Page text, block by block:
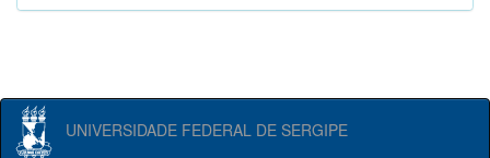
UNIVERSIDADE FEDERAL DE SERGIPE